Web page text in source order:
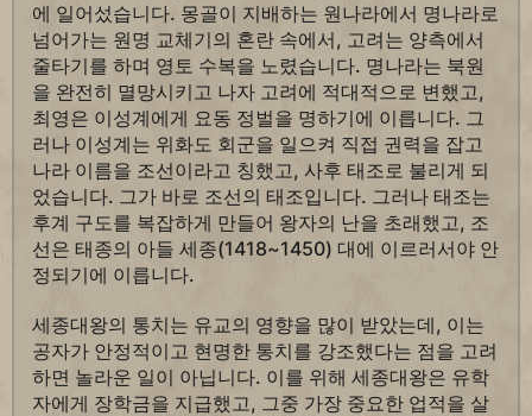
에 일어섰습니다. 몽골이 지배하는 원나라에서 명나라로
넘어가는 원명 교체기의 혼란 속에서, 고려는 양측에서
줄타기를 하며 영토 수복을 노렸습니다. 명나라는 북원
을 완전히 멸망시키고 나자 고려에 적대적으로 변했고,
최영은 이성계에게 요동 정벌을 명하기에 이릅니다. 그
러나 이성계는 위화도 회군을 일으켜 직접 권력을 잡고
나라 이름을 조선이라고 칭했고, 사후 태조로 불리게 되
었습니다. 그가 바로 조선의 태조입니다. 그러나 태조는
후계 구도를 복잡하게 만들어 왕자의 난을 초래했고, 조
선은 태종의 아들 세종(1418~1450) 대에 이르러서야 안
정되기에 이릅니다.
세종대왕의 통치는 유교의 영향을 많이 받았는데, 이는
공자가 안정적이고 현명한 통치를 강조했다는 점을 고려
하면 놀라운 일이 아닙니다. 이를 위해 세종대왕은 유학
자에게 장학금을 지급했고, 그중 가장 중요한 업적을 살